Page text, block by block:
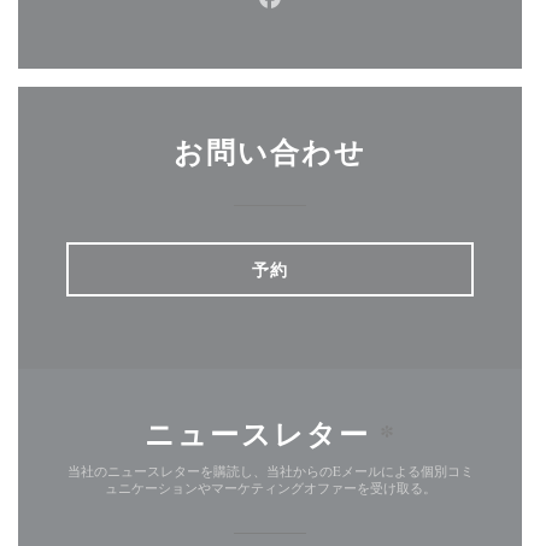
Facebook ((新しいウィンド
お問い合わせ
予約
ニュースレター
当社のニュースレターを購読し、当社からのEメールによる個別コミ
ュニケーションやマーケティングオファーを受け取る。